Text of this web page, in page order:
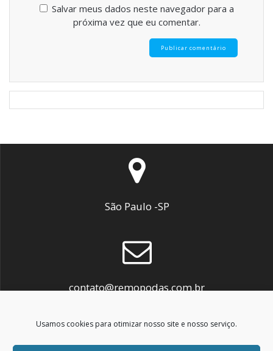
Usamos cookies para otimizar nosso site e nosso serviço.
Salvar meus dados neste navegador para a
próxima vez que eu comentar.
São Paulo -SP
contato@remopodas.com.br